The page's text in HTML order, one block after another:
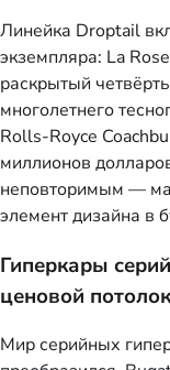
Линейка Droptail
экземпляра: La
раскрытый
многолетнего
Rolls-Royce
миллионов
неповторимым —
элемент дизайна в
Гиперкары
ценовой
Мир серийных